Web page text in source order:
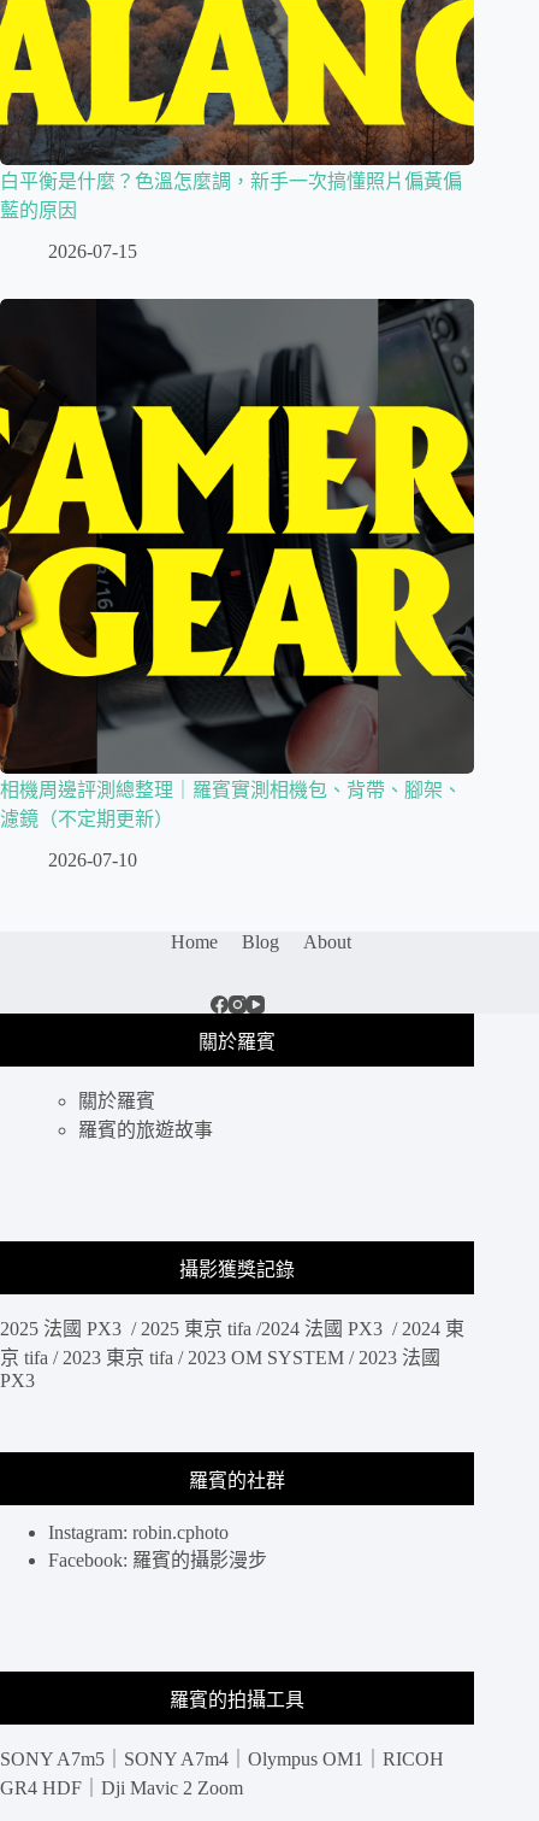
白平衡是什麼？色溫怎麼調，新手一次搞懂照片偏黃偏
藍的原因
2026-07-15
相機周邊評測總整理｜羅賓實測相機包、背帶、腳架、
濾鏡（不定期更新）
2026-07-10
Home Blog About
關於羅賓
關於羅賓
羅賓的旅遊故事
攝影獲獎記錄
2025 法國 PX3 / 2025 東京 tifa /2024 法國 PX3 / 2024 東
京 tifa / 2023 東京 tifa / 2023 OM SYSTEM / 2023 法國
PX3
羅賓的社群
Instagram: robin.cphoto
Facebook: 羅賓的攝影漫步
羅賓的拍攝工具
SONY A7m5｜SONY A7m4｜Olympus OM1｜RICOH
GR4 HDF｜Dji Mavic 2 Zoom